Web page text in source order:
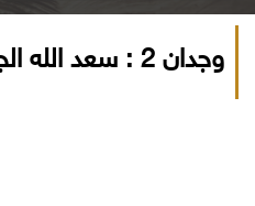
وجدان 2 : سعد الله الجابري